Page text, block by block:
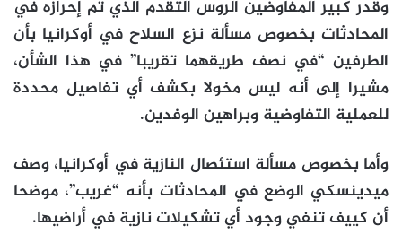
وقدر كبير المفاوضين الروس التقدم الذي تم إحرازه في
المحادثات بخصوص مسألة نزع السلاح في أوكرانيا بأن
الطرفين “في نصف طريقهما تقريبا” في هذا الشأن،
مشيرا إلى أنه ليس مخولا بكشف أي تفاصيل محددة
للعملية التفاوضية وبراهين الوفدين.
وأما بخصوص مسألة استئصال النازية في أوكرانيا، وصف
ميدينسكي الوضع في المحادثات بأنه “غريب”، موضحا
أن كييف تنفي وجود أي تشكيلات نازية في أراضيها.